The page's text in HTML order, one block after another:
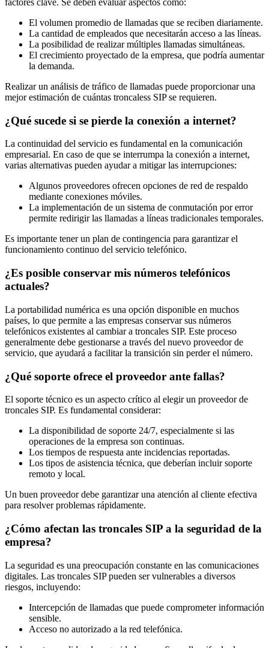
factores clave. Se deben evaluar aspectos como:
El volumen promedio de llamadas que se reciben diariamente.
La cantidad de empleados que necesitarán acceso a las líneas.
La posibilidad de realizar múltiples llamadas simultáneas.
El crecimiento proyectado de la empresa, que podría aumentar
la demanda.
Realizar un análisis de tráfico de llamadas puede proporcionar una
mejor estimación de cuántas troncaless SIP se requieren.
¿Qué sucede si se pierde la conexión a internet?
La continuidad del servicio es fundamental en la comunicación
empresarial. En caso de que se interrumpa la conexión a internet,
varias alternativas pueden ayudar a mitigar las interrupciones:
Algunos proveedores ofrecen opciones de red de respaldo
mediante conexiones móviles.
La implementación de un sistema de conmutación por error
permite redirigir las llamadas a líneas tradicionales temporales.
Es importante tener un plan de contingencia para garantizar el
funcionamiento continuo del servicio telefónico.
¿Es posible conservar mis números telefónicos
actuales?
La portabilidad numérica es una opción disponible en muchos
países, lo que permite a las empresas conservar sus números
telefónicos existentes al cambiar a troncales SIP. Este proceso
generalmente debe gestionarse a través del nuevo proveedor de
servicio, que ayudará a facilitar la transición sin perder el número.
¿Qué soporte ofrece el proveedor ante fallas?
El soporte técnico es un aspecto crítico al elegir un proveedor de
troncales SIP. Es fundamental considerar:
La disponibilidad de soporte 24/7, especialmente si las
operaciones de la empresa son continuas.
Los tiempos de respuesta ante incidencias reportadas.
Los tipos de asistencia técnica, que deberían incluir soporte
remoto y local.
Un buen proveedor debe garantizar una atención al cliente efectiva
para resolver problemas rápidamente.
¿Cómo afectan las troncales SIP a la seguridad de la
empresa?
La seguridad es una preocupación constante en las comunicaciones
digitales. Las troncales SIP pueden ser vulnerables a diversos
riesgos, incluyendo:
Intercepción de llamadas que puede comprometer información
sensible.
Acceso no autorizado a la red telefónica.